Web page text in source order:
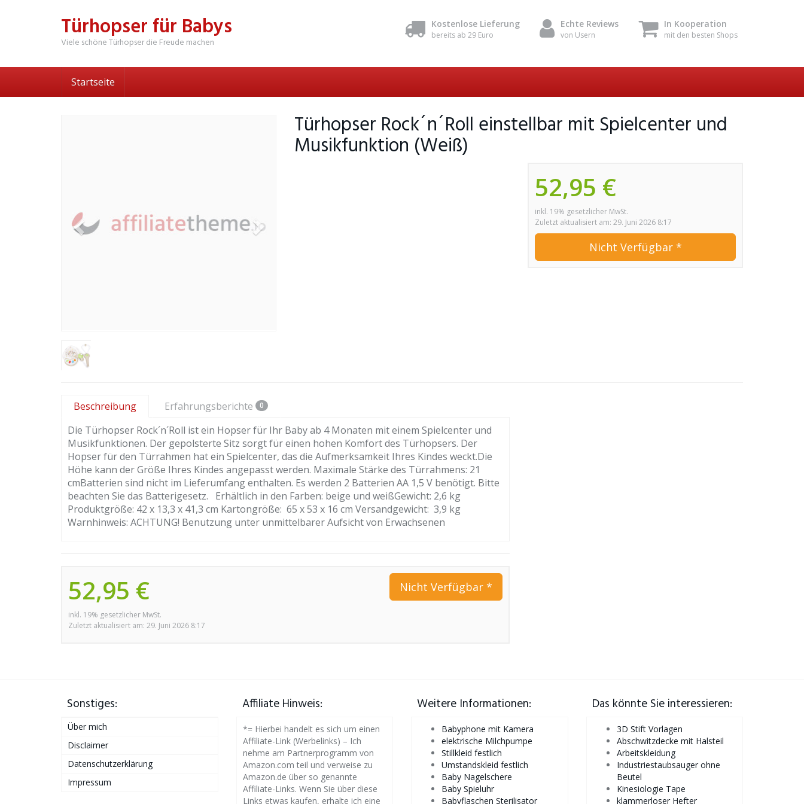
Türhopser für Babys
Viele schöne Türhopser die Freude machen
Kostenlose Lieferung
bereits ab 29 Euro
Echte Reviews
von Usern
In Kooperation
mit den besten Shops
Startseite
Türhopser Rock´n´Roll einstellbar mit Spielcenter und
Musikfunktion (Weiß)
52,95 €
inkl. 19% gesetzlicher MwSt.
Zuletzt aktualisiert am: 29. Juni 2026 8:17
Nicht Verfügbar *
Beschreibung Erfahrungsberichte 0
Die Türhopser Rock´n´Roll ist ein Hopser für Ihr Baby ab 4 Monaten mit einem Spielcenter und
Musikfunktionen. Der gepolsterte Sitz sorgt für einen hohen Komfort des Türhopsers. Der
Hopser für den Türrahmen hat ein Spielcenter, das die Aufmerksamkeit Ihres Kindes weckt.Die
Höhe kann der Größe Ihres Kindes angepasst werden. Maximale Stärke des Türrahmens: 21
cmBatterien sind nicht im Lieferumfang enthalten. Es werden 2 Batterien AA 1,5 V benötigt. Bitte
beachten Sie das Batterigesetz. Erhältlich in den Farben: beige und weißGewicht: 2,6 kg
Produktgröße: 42 x 13,3 x 41,3 cm Kartongröße: 65 x 53 x 16 cm Versandgewicht: 3,9 kg
Warnhinweis: ACHTUNG! Benutzung unter unmittelbarer Aufsicht von Erwachsenen
52,95 €
inkl. 19% gesetzlicher MwSt.
Zuletzt aktualisiert am: 29. Juni 2026 8:17
Nicht Verfügbar *
Sonstiges:
Über mich
Disclaimer
Datenschutzerklärung
Impressum
Affiliate Hinweis:
*= Hierbei handelt es sich um einen
Affiliate-Link (Werbelinks) – Ich
nehme am Partnerprogramm von
Amazon.com teil und verweise zu
Amazon.de über so genannte
Affiliate-Links. Wenn Sie über diese
Links etwas kaufen, erhalte ich eine
Weitere Informationen:
Babyphone mit Kamera
elektrische Milchpumpe
Stillkleid festlich
Umstandskleid festlich
Baby Nagelschere
Baby Spieluhr
Babyflaschen Sterilisator
Das könnte Sie interessieren:
3D Stift Vorlagen
Abschwitzdecke mit Halsteil
Arbeitskleidung
Industriestaubsauger ohne
Beutel
Kinesiologie Tape
klammerloser Hefter